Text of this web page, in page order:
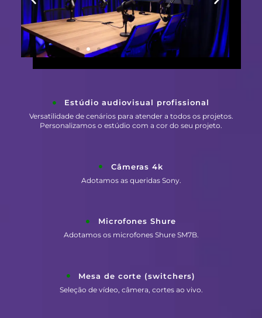
Estúdio audiovisual profissional
Versatilidade de cenários para atender a todos os projetos.
Personalizamos o estúdio com a cor do seu projeto.
Câmeras 4k
Adotamos as queridas Sony.
Microfones Shure
Adotamos os microfones Shure SM7B.
Mesa de corte (switchers)
Seleção de vídeo, câmera, cortes ao vivo.